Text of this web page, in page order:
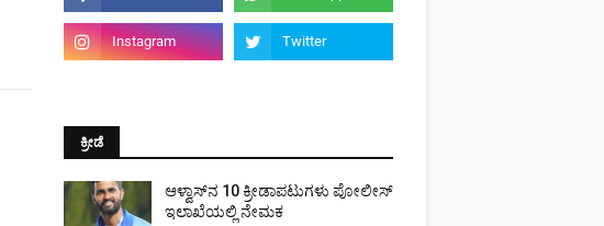
ಕ್ರೀಡೆ
ಆಳ್ವಾಸ್‌ನ 10 ಕ್ರೀಡಾಪಟುಗಳು ಪೋಲೀಸ್
ಇಲಾಖೆಯಲ್ಲಿ ನೇಮಕ